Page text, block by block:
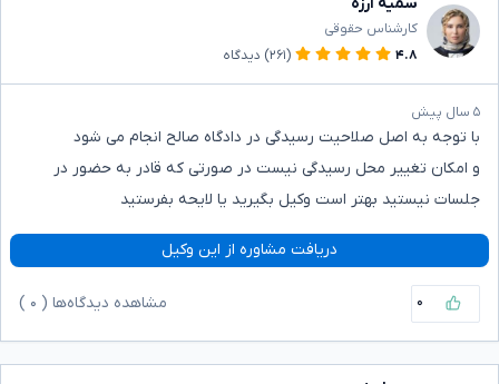
کارشناس حقوقی
۴.۸
(۲۶۱) دیدگاه
۵ سال پیش
با توجه به اصل صلاحیت رسیدگی در دادگاه صالح انجام می شود
و امکان تغییر محل رسیدگی نیست در صورتی که قادر به حضور در
جلسات نیستید بهتر است وکیل بگیرید یا لایحه بفرستید
دریافت مشاوره از این وکیل
۰ مشاهده دیدگاه‌ها ( ۰